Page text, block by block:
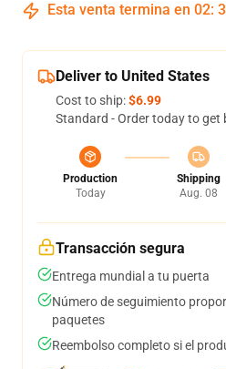
Esta venta termina en 02:
Deliver to United States
Cost to ship:$6.99
Standard - Order today to get
Production
Today
Shipping
Aug. 08
Transacción segura
Entrega mundial a tu puerta
Número de seguimiento
paquetes
Reembolso completo si el